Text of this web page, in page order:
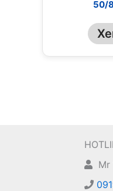
50/
Mr